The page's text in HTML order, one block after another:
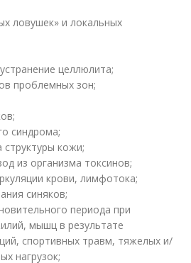
ловушек» и локальных
целлюлита;
проблемных зон;
синдрома;
структуры кожи;
из организма токсинов;
крови, лимфотока;
синяков;
периода при
мышц в результате
спортивных травм, тяжелых и/
нагрузок;